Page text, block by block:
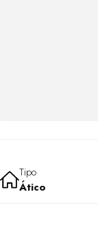
Tipo
Ático